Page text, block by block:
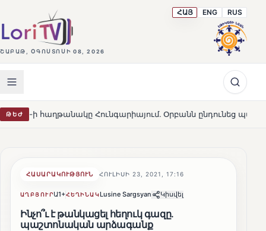
ՇԱԲԱԹ, ՕԳՈՍՏՈՍԻ 08, 2026
ՀԱՅ ENG RUS
ԹԵԺՀունգարիայում․ Օրբանն ընդունեց պարտությունը
ՀԱՍԱՐԱԿՈՒԹՅՈՒՆ ՀՈՒԼԻՍԻ 23, 2021, 17:16
ԱՂԲՅՈՒՐԱ1+ՀԵՂԻՆԱԿLusine Sargsyan Կիսվել
Ինչո՞ւ է թանկացել հեղուկ գազը․
պաշտոնական արձագանք